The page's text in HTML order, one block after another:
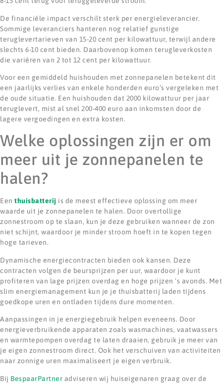
De financiële impact verschilt sterk per energieleverancier.
Sommige leveranciers hanteren nog relatief gunstige
teruglevertarieven van 15-20 cent per kilowattuur, terwijl andere
slechts 6-10 cent bieden. Daarbovenop komen terugleverkosten
die variëren van 2 tot 12 cent per kilowattuur.
Voor een gemiddeld huishouden met zonnepanelen betekent dit
een jaarlijks verlies van enkele honderden euro’s vergeleken met
de oude situatie. Een huishouden dat 2000 kilowattuur per jaar
teruglevert, mist al snel 200-400 euro aan inkomsten door de
lagere vergoedingen en extra kosten.
Welke oplossingen zijn er om
meer uit je zonnepanelen te
halen?
Een thuisbatterij is de meest effectieve oplossing om meer
waarde uit je zonnepanelen te halen. Door overtollige
zonnestroom op te slaan, kun je deze gebruiken wanneer de zon
niet schijnt, waardoor je minder stroom hoeft in te kopen tegen
hoge tarieven.
Dynamische energiecontracten bieden ook kansen. Deze
contracten volgen de beursprijzen per uur, waardoor je kunt
profiteren van lage prijzen overdag en hoge prijzen ’s avonds. Met
slim energiemanagement kun je je thuisbatterij laden tijdens
goedkope uren en ontladen tijdens dure momenten.
Aanpassingen in je energiegebruik helpen eveneens. Door
energieverbruikende apparaten zoals wasmachines, vaatwassers
en warmtepompen overdag te laten draaien, gebruik je meer van
je eigen zonnestroom direct. Ook het verschuiven van activiteiten
naar zonnige uren maximaliseert je eigen verbruik.
Bij BespaarPartner adviseren wij huiseigenaren graag over de